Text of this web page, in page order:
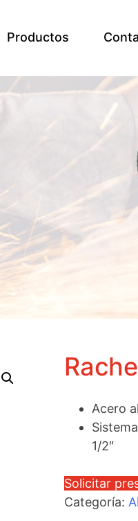
Productos
Acero
1/2″
Solicitar
Categoría: